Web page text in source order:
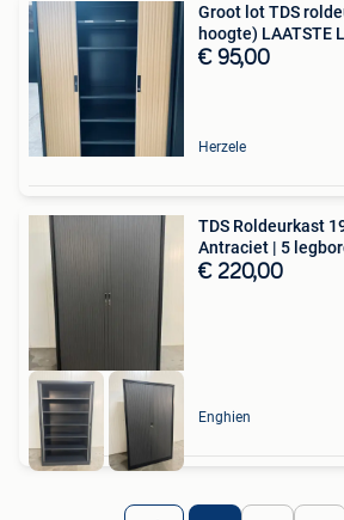
Groot lot TDS
hoogte) LAATSTE
€ 95,00
Herzele
TDS Roldeurkast
Antraciet | 5
€ 220,00
Enghien